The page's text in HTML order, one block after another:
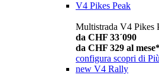
V4 Pikes Peak
Multistrada V4 Pikes
da CHF 33´090
da CHF 329 al
configura scopri di Più
new V4 Rally